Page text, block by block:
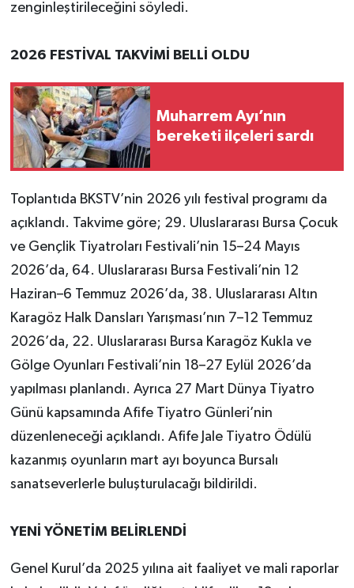
zenginleştirileceğini söyledi.
2026 FESTİVAL TAKVİMİ BELLİ OLDU
Muharrem Ayı’nın
bereketi ilçeleri sardı
Toplantıda BKSTV’nin 2026 yılı festival programı da
açıklandı. Takvime göre; 29. Uluslararası Bursa Çocuk
ve Gençlik Tiyatroları Festivali’nin 15–24 Mayıs
2026’da, 64. Uluslararası Bursa Festivali’nin 12
Haziran–6 Temmuz 2026’da, 38. Uluslararası Altın
Karagöz Halk Dansları Yarışması’nın 7–12 Temmuz
2026’da, 22. Uluslararası Bursa Karagöz Kukla ve
Gölge Oyunları Festivali’nin 18–27 Eylül 2026’da
yapılması planlandı. Ayrıca 27 Mart Dünya Tiyatro
Günü kapsamında Afife Tiyatro Günleri’nin
düzenleneceği açıklandı. Afife Jale Tiyatro Ödülü
kazanmış oyunların mart ayı boyunca Bursalı
sanatseverlerle buluşturulacağı bildirildi.
YENİ YÖNETİM BELİRLENDİ
Genel Kurul’da 2025 yılına ait faaliyet ve mali raporlar